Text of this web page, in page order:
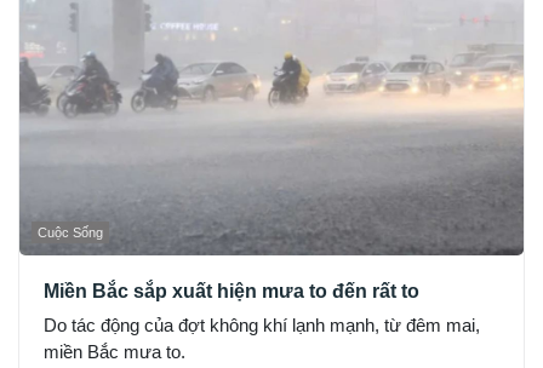
Cuộc Sống
Miền Bắc sắp xuất hiện mưa to đến rất to
Do tác động của đợt không khí lạnh mạnh, từ đêm mai,
miền Bắc mưa to.